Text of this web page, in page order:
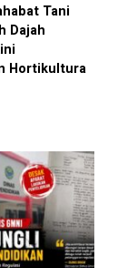
Tani
Dajah
Hortikultura